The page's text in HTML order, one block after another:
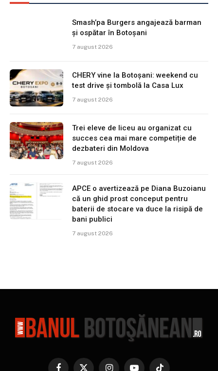
Smash’pa Burgers angajează barman
și ospătar în Botoșani
7 august 2026
CHERY vine la Botoșani: weekend cu
test drive și tombolă la Casa Lux
7 august 2026
Trei eleve de liceu au organizat cu
succes cea mai mare competiție de
dezbateri din Moldova
7 august 2026
APCE o avertizează pe Diana Buzoianu
că un ghid prost conceput pentru
baterii de stocare va duce la risipă de
bani publici
7 august 2026